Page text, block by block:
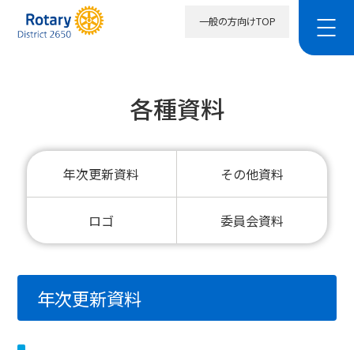
一般の方向けTOP
各種資料
年次更新資料 その他資料
ロゴ 委員会資料
年次更新資料